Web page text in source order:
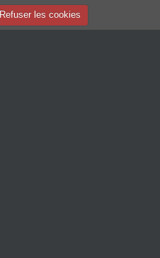
Refuser les cookies